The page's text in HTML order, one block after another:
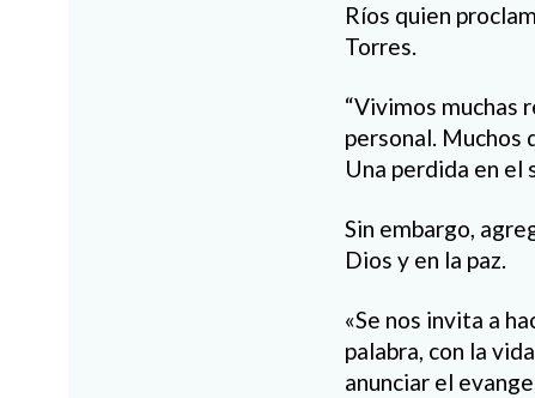
Ríos quien
Torres.
“Vivimos muchas
personal.
Una perdida en el
Sin embargo,
Dios y en la paz.
«Se nos invita a
palabra, con la
anunciar el